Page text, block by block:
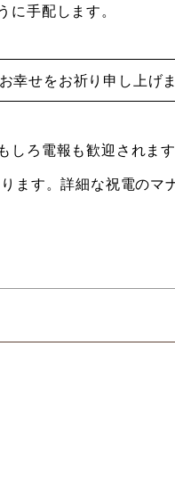
手配します。
幸せをお祈り申し上げ
ろ電報も歓迎されます
ます。詳細な祝電のマ